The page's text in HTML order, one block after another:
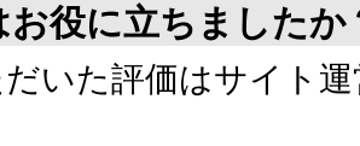
お役に立ちましたか
いた評価はサイト